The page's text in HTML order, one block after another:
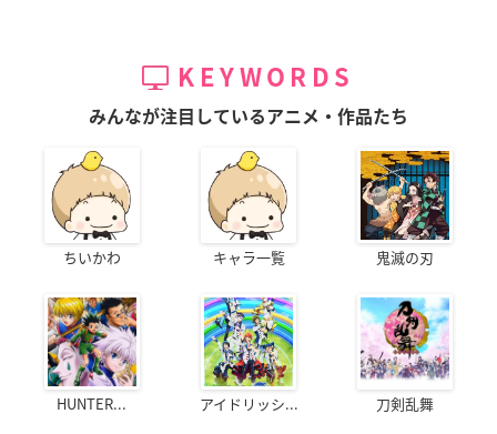
KEYWORDS
みんなが注目しているアニメ・作品たち
ちいかわ キャラ一覧 鬼滅の刃
HUNTER... アイドリッシ... 刀剣乱舞